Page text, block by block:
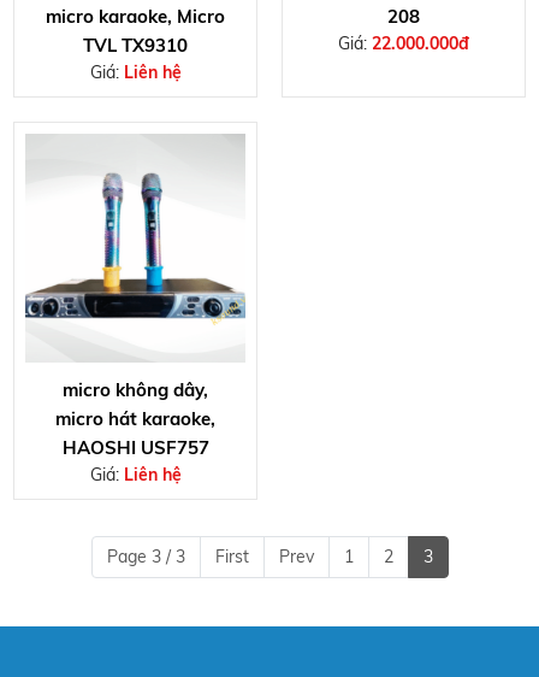
micro karaoke, Micro
TVL TX9310
Giá: Liên hệ
208
Giá: 22.000.000đ
micro không dây,
micro hát karaoke,
HAOSHI USF757
Giá: Liên hệ
Page 3 / 3 First Prev 1 2 3